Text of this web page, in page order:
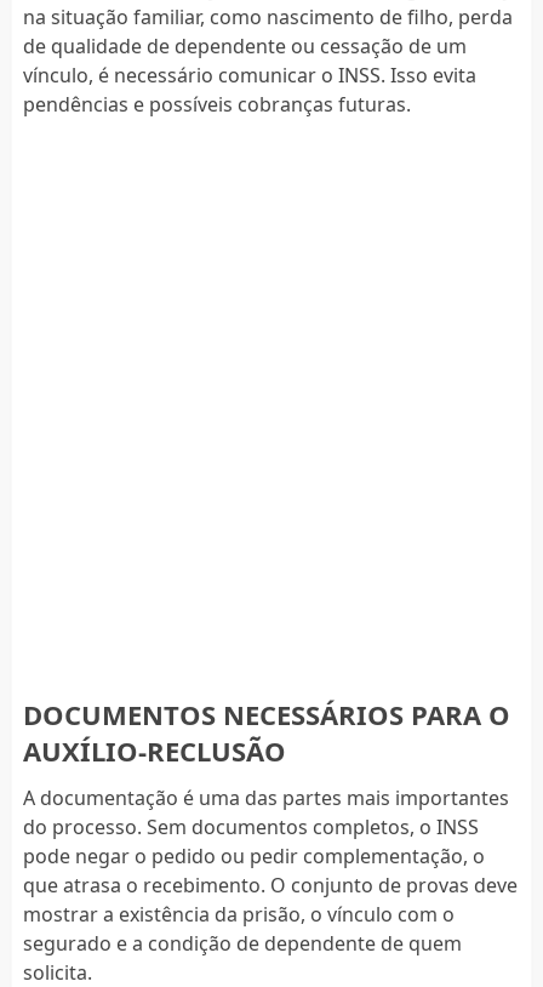
na situação familiar, como nascimento de filho, perda
de qualidade de dependente ou cessação de um
vínculo, é necessário comunicar o INSS. Isso evita
pendências e possíveis cobranças futuras.
DOCUMENTOS NECESSÁRIOS PARA O
AUXÍLIO-RECLUSÃO
A documentação é uma das partes mais importantes
do processo. Sem documentos completos, o INSS
pode negar o pedido ou pedir complementação, o
que atrasa o recebimento. O conjunto de provas deve
mostrar a existência da prisão, o vínculo com o
segurado e a condição de dependente de quem
solicita.